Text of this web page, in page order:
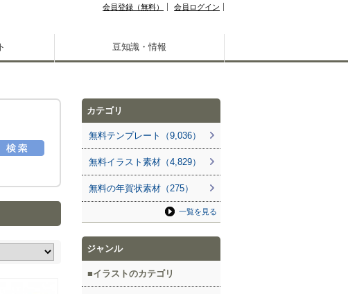
会員登録（無料） 会員ログイン
豆知識・情報
カテゴリ
無料テンプレート（9,036）
無料イラスト素材（4,829）
無料の年賀状素材（275）
一覧を見る
ジャンル
イラストのカテゴリ